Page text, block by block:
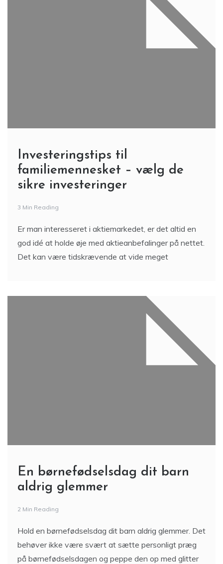
Investeringstips til
familiemennesket – vælg de
sikre investeringer
3 Min Reading
Er man interesseret i aktiemarkedet, er det altid en
god idé at holde øje med aktieanbefalinger på nettet.
Det kan være tidskrævende at vide meget
En børnefødselsdag dit barn
aldrig glemmer
2 Min Reading
Hold en børnefødselsdag dit barn aldrig glemmer. Det
behøver ikke være svært at sætte personligt præg
på børnefødselsdagen og peppe den op med glitter